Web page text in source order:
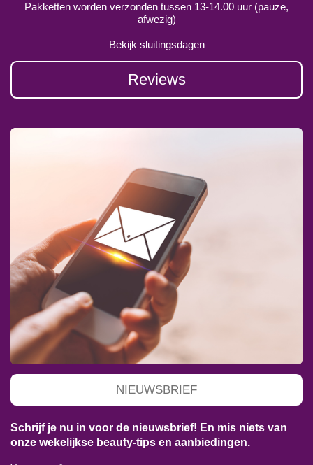
Pakketten worden verzonden tussen 13-14.00 uur (pauze,
afwezig)
Bekijk sluitingsdagen
Reviews
NIEUWSBRIEF
Schrijf je nu in voor de nieuwsbrief! En mis niets van
onze wekelijkse beauty-tips en aanbiedingen.